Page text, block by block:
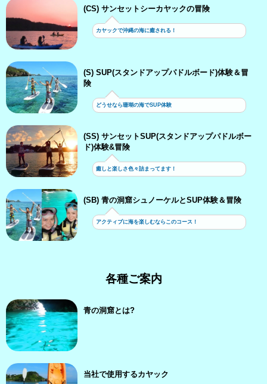
(CS) サンセットシーカヤックの冒険
カヤックで沖縄の海に癒される！
(S) SUP(スタンドアップパドルボード)体験＆冒
険
どうせなら珊瑚の海でSUP体験
(SS) サンセットSUP(スタンドアップパドルボー
ド)体験&冒険
癒しと楽しさ色々詰まってます！
(SB) 青の洞窟シュノーケルとSUP体験＆冒険
アクティブに海を楽しむならこのコース！
各種ご案内
青の洞窟とは?
当社で使用するカヤック